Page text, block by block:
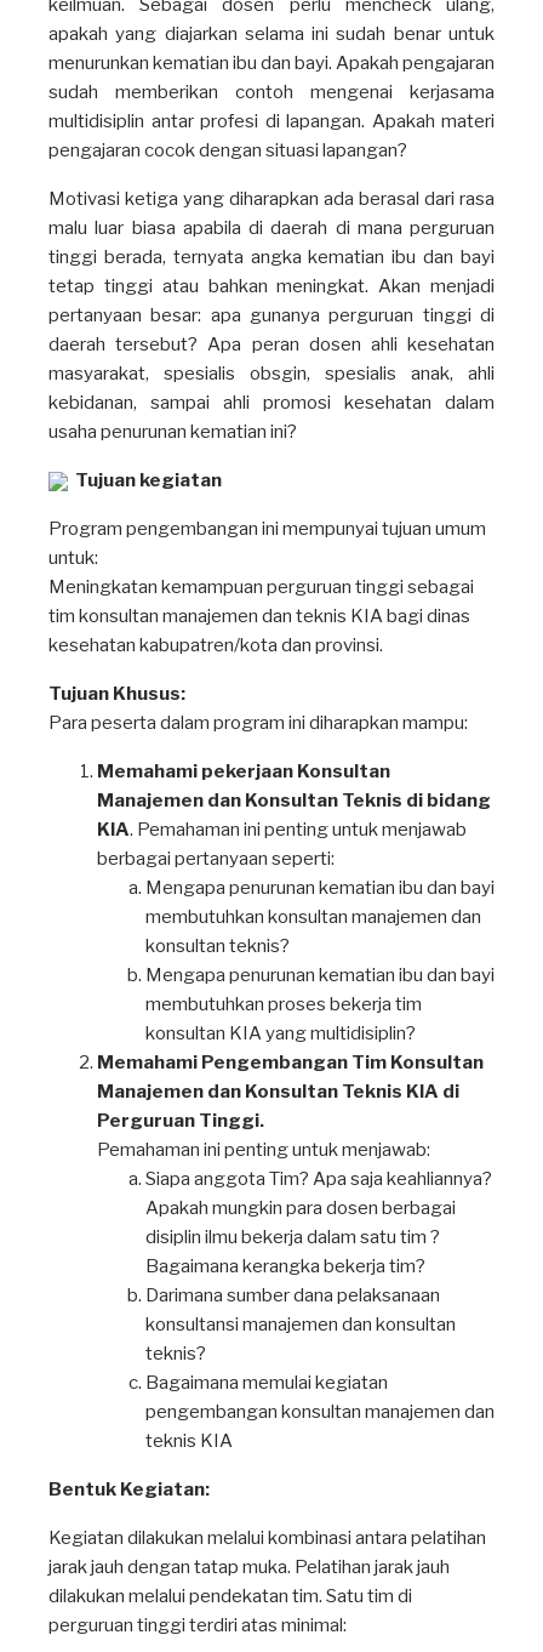
keilmuan. Sebagai dosen perlu mencheck ulang,
apakah yang diajarkan selama ini sudah benar untuk
menurunkan kematian ibu dan bayi. Apakah pengajaran
sudah memberikan contoh mengenai kerjasama
multidisiplin antar profesi di lapangan. Apakah materi
pengajaran cocok dengan situasi lapangan?
Motivasi ketiga yang diharapkan ada berasal dari rasa
malu luar biasa apabila di daerah di mana perguruan
tinggi berada, ternyata angka kematian ibu dan bayi
tetap tinggi atau bahkan meningkat. Akan menjadi
pertanyaan besar: apa gunanya perguruan tinggi di
daerah tersebut? Apa peran dosen ahli kesehatan
masyarakat, spesialis obsgin, spesialis anak, ahli
kebidanan, sampai ahli promosi kesehatan dalam
usaha penurunan kematian ini?
Tujuan kegiatan
Program pengembangan ini mempunyai tujuan umum
untuk:
Meningkatan kemampuan perguruan tinggi sebagai
tim konsultan manajemen dan teknis KIA bagi dinas
kesehatan kabupatren/kota dan provinsi.
Tujuan Khusus:
Para peserta dalam program ini diharapkan mampu:
Memahami pekerjaan Konsultan
Manajemen dan Konsultan Teknis di bidang
KIA. Pemahaman ini penting untuk menjawab
berbagai pertanyaan seperti:
Mengapa penurunan kematian ibu dan bayi
membutuhkan konsultan manajemen dan
konsultan teknis?
Mengapa penurunan kematian ibu dan bayi
membutuhkan proses bekerja tim
konsultan KIA yang multidisiplin?
Memahami Pengembangan Tim Konsultan
Manajemen dan Konsultan Teknis KIA di
Perguruan Tinggi.
Pemahaman ini penting untuk menjawab:
Siapa anggota Tim? Apa saja keahliannya?
Apakah mungkin para dosen berbagai
disiplin ilmu bekerja dalam satu tim ?
Bagaimana kerangka bekerja tim?
Darimana sumber dana pelaksanaan
konsultansi manajemen dan konsultan
teknis?
Bagaimana memulai kegiatan
pengembangan konsultan manajemen dan
teknis KIA
Bentuk Kegiatan:
Kegiatan dilakukan melalui kombinasi antara pelatihan
jarak jauh dengan tatap muka. Pelatihan jarak jauh
dilakukan melalui pendekatan tim. Satu tim di
perguruan tinggi terdiri atas minimal: